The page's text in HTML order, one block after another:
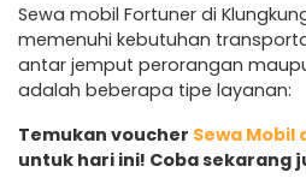
Sewa mobil Fortuner di
memenuhi kebutuhan
antar jemput perorangan
adalah beberapa tipe layanan:
Temukan voucher Sewa Mobil
untuk hari ini! Coba sekarang